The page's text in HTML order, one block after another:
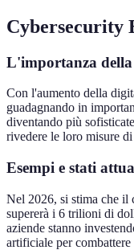
Cybersecurity
L'importanza
Con l'aumento della
guadagnando in
diventando più
rivedere le loro misure di
Esempi e stati
Nel 2026, si stima che il
supererà i 6 trilioni di
aziende stanno
artificiale per combattere